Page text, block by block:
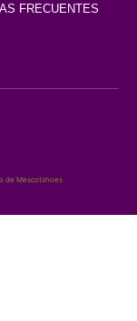
FRECUENTES
de Mescotshoes